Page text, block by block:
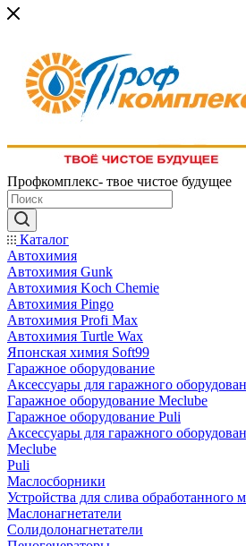
Профкомплекс- твое чистое будущее
Каталог
Автохимия
Автохимия Gunk
Автохимия Koch Chemie
Автохимия Pingo
Автохимия Profi Max
Автохимия Turtle Wax
Японская химия Soft99
Гаражное оборудование
Аксессуары для гаражного
Гаражное оборудование Meclube
Гаражное оборудование Puli
Аксессуары для гаражного
Meclube
Puli
Маслосборники
Устройства для слива обработанного
Маслонагнетатели
Солидолонагнетатели